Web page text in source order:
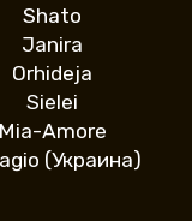
Shato
Janira
Orhideja
Sielei
Mia-Amore
(Украина)